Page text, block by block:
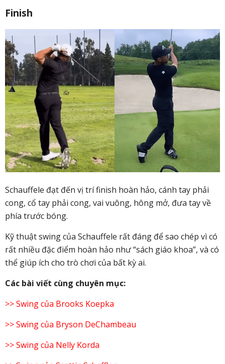
Finish
Schauffele đạt đến vị trí finish hoàn hảo, cánh tay phải
cong, cổ tay phải cong, vai vuông, hông mở, đưa tay về
phía trước bóng.
Kỹ thuật swing của Schauffele rất đáng để sao chép vì có
rất nhiều đặc điểm hoàn hảo như “sách giáo khoa”, và có
thể giúp ích cho trò chơi của bất kỳ ai.
Các bài viết cùng chuyên mục:
>> Swing của Brooks Koepka
>> Swing của Bryson DeChambeau
>> Swing của Nelly Korda